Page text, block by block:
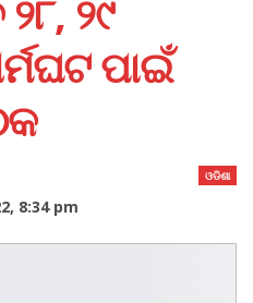
୨୯
ପାଇଁ
ଓଡିଶା
8:34 pm